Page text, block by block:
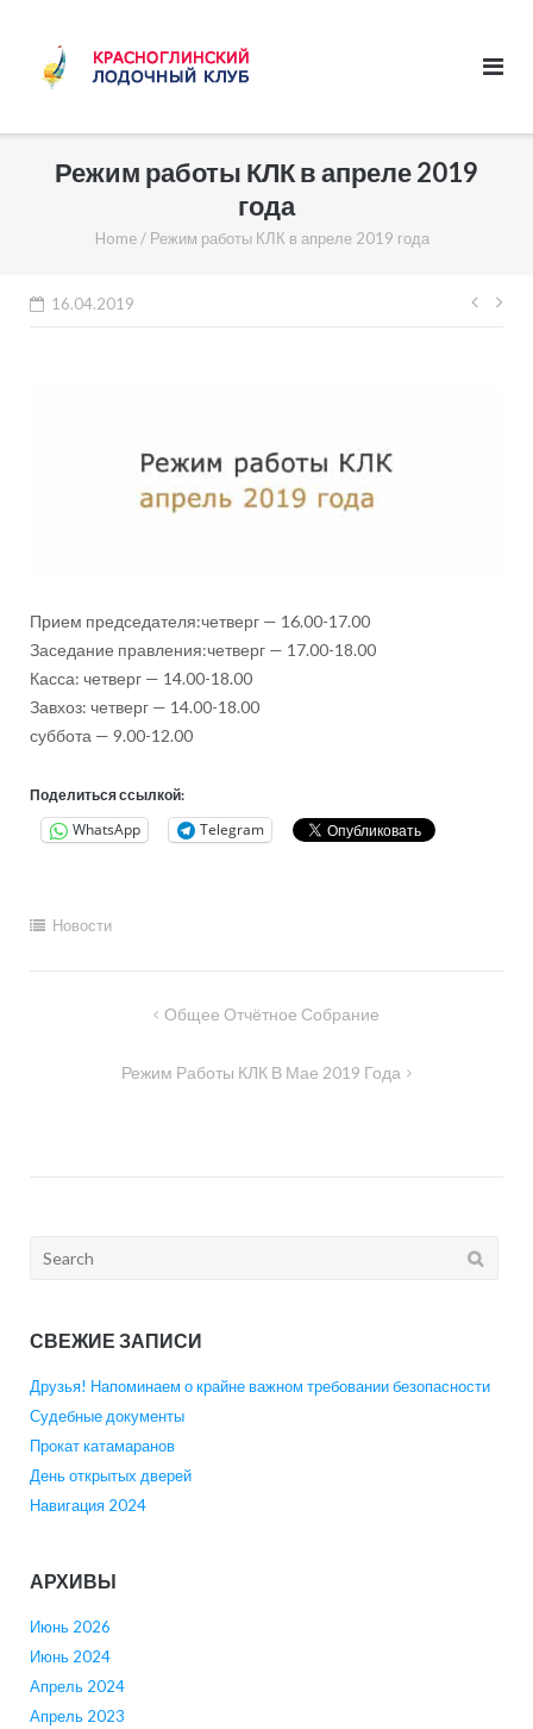
content
Режим работы КЛК в апреле 2019
года
Home / Режим работы КЛК в апреле 2019 года
16.04.2019
Прием председателя:четверг — 16.00-17.00
Заседание правления:четверг — 17.00-18.00
Касса: четверг — 14.00-18.00
Завхоз: четверг — 14.00-18.00
суббота — 9.00-12.00
Поделиться ссылкой:
WhatsApp Telegram
Новости
Навигация
записям
Общее Отчётное Собрание
Режим Работы КЛК В Мае 2019 Года
Search
СВЕЖИЕ ЗАПИСИ
Друзья! Напоминаем о крайне важном требовании безопасности
Судебные документы
Прокат катамаранов
День открытых дверей
Навигация 2024
АРХИВЫ
Июнь 2026
Июнь 2024
Апрель 2024
Апрель 2023